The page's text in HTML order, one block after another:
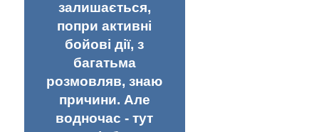
залишається,
попри активні
бойові дії, з
багатьма
розмовляв, знаю
причини. Але
водночас - тут